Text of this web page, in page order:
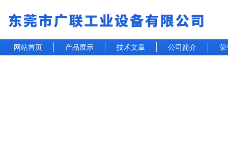
网站首页 产品展示 技术文章 公司简介 荣